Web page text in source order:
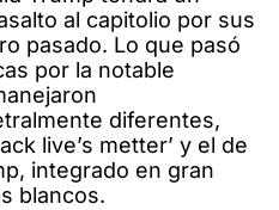
al capitolio por sus
pasado. Lo que pasó
por la notable
diferentes,
live’s metter’ y el de
integrado en gran
blancos.